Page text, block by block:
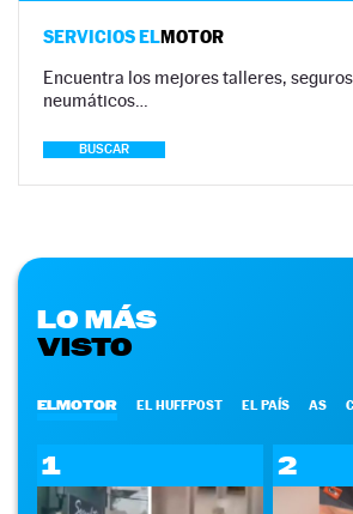
SERVICIOS ELMOTOR
Encuentra los mejores talleres,
neumáticos…
BUSCAR
LO MÁS
VISTO
ELMOTOR EL HUFFPOST EL PAÍS AS
1 2